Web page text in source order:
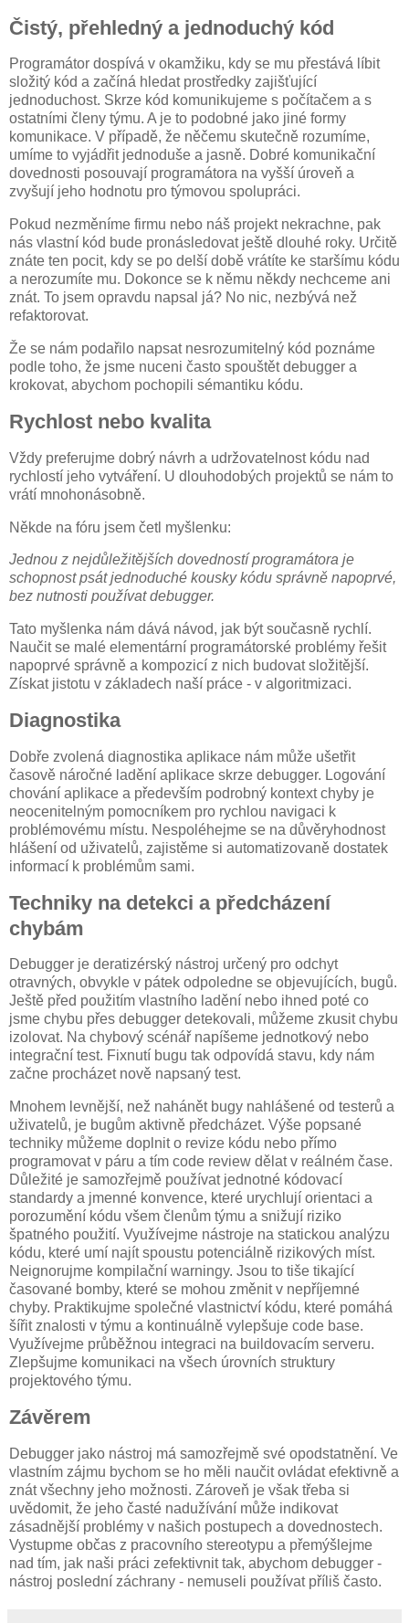
Čistý, přehledný a jednoduchý kód
Programátor dospívá v okamžiku, kdy se mu přestává líbit
složitý kód a začíná hledat prostředky zajišťující
jednoduchost. Skrze kód komunikujeme s počítačem a s
ostatními členy týmu. A je to podobné jako jiné formy
komunikace. V případě, že něčemu skutečně rozumíme,
umíme to vyjádřit jednoduše a jasně. Dobré komunikační
dovednosti posouvají programátora na vyšší úroveň a
zvyšují jeho hodnotu pro týmovou spolupráci.
Pokud nezměníme firmu nebo náš projekt nekrachne, pak
nás vlastní kód bude pronásledovat ještě dlouhé roky. Určitě
znáte ten pocit, kdy se po delší době vrátíte ke staršímu kódu
a nerozumíte mu. Dokonce se k němu někdy nechceme ani
znát. To jsem opravdu napsal já? No nic, nezbývá než
refaktorovat.
Že se nám podařilo napsat nesrozumitelný kód poznáme
podle toho, že jsme nuceni často spouštět debugger a
krokovat, abychom pochopili sémantiku kódu.
Rychlost nebo kvalita
Vždy preferujme dobrý návrh a udržovatelnost kódu nad
rychlostí jeho vytváření. U dlouhodobých projektů se nám to
vrátí mnohonásobně.
Někde na fóru jsem četl myšlenku:
Jednou z nejdůležitějších dovedností programátora je
schopnost psát jednoduché kousky kódu správně napoprvé,
bez nutnosti používat debugger.
Tato myšlenka nám dává návod, jak být současně rychlí.
Naučit se malé elementární programátorské problémy řešit
napoprvé správně a kompozicí z nich budovat složitější.
Získat jistotu v základech naší práce - v algoritmizaci.
Diagnostika
Dobře zvolená diagnostika aplikace nám může ušetřit
časově náročné ladění aplikace skrze debugger. Logování
chování aplikace a především podrobný kontext chyby je
neocenitelným pomocníkem pro rychlou navigaci k
problémovému místu. Nespoléhejme se na důvěryhodnost
hlášení od uživatelů, zajistěme si automatizovaně dostatek
informací k problémům sami.
Techniky na detekci a předcházení
chybám
Debugger je deratizérský nástroj určený pro odchyt
otravných, obvykle v pátek odpoledne se objevujících, bugů.
Ještě před použitím vlastního ladění nebo ihned poté co
jsme chybu přes debugger detekovali, můžeme zkusit chybu
izolovat. Na chybový scénář napíšeme jednotkový nebo
integrační test. Fixnutí bugu tak odpovídá stavu, kdy nám
začne procházet nově napsaný test.
Mnohem levnější, než nahánět bugy nahlášené od testerů a
uživatelů, je bugům aktivně předcházet. Výše popsané
techniky můžeme doplnit o revize kódu nebo přímo
programovat v páru a tím code review dělat v reálném čase.
Důležité je samozřejmě používat jednotné kódovací
standardy a jmenné konvence, které urychlují orientaci a
porozumění kódu všem členům týmu a snižují riziko
špatného použití. Využívejme nástroje na statickou analýzu
kódu, které umí najít spoustu potenciálně rizikových míst.
Neignorujme kompilační warningy. Jsou to tiše tikající
časované bomby, které se mohou změnit v nepříjemné
chyby. Praktikujme společné vlastnictví kódu, které pomáhá
šířit znalosti v týmu a kontinuálně vylepšuje code base.
Využívejme průběžnou integraci na buildovacím serveru.
Zlepšujme komunikaci na všech úrovních struktury
projektového týmu.
Závěrem
Debugger jako nástroj má samozřejmě své opodstatnění. Ve
vlastním zájmu bychom se ho měli naučit ovládat efektivně a
znát všechny jeho možnosti. Zároveň je však třeba si
uvědomit, že jeho časté nadužívání může indikovat
zásadnější problémy v našich postupech a dovednostech.
Vystupme občas z pracovního stereotypu a přemýšlejme
nad tím, jak naši práci zefektivnit tak, abychom debugger -
nástroj poslední záchrany - nemuseli používat příliš často.